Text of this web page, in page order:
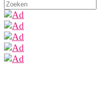
Zoeken
naar: